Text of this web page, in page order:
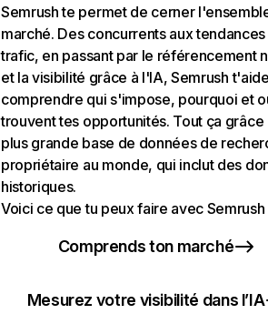
Semrush te permet de cerner
marché. Des concurrents aux
trafic, en passant par le référencement
et la visibilité grâce à l'IA, Semrush
comprendre qui s'impose, pourquoi et
trouvent tes opportunités. Tout ça grâce
plus grande base de données de
propriétaire au monde, qui inclut des
historiques.
Voici ce que tu peux faire avec Semrush
Comprends ton marché
Mesurez votre visibilité dans l’IA